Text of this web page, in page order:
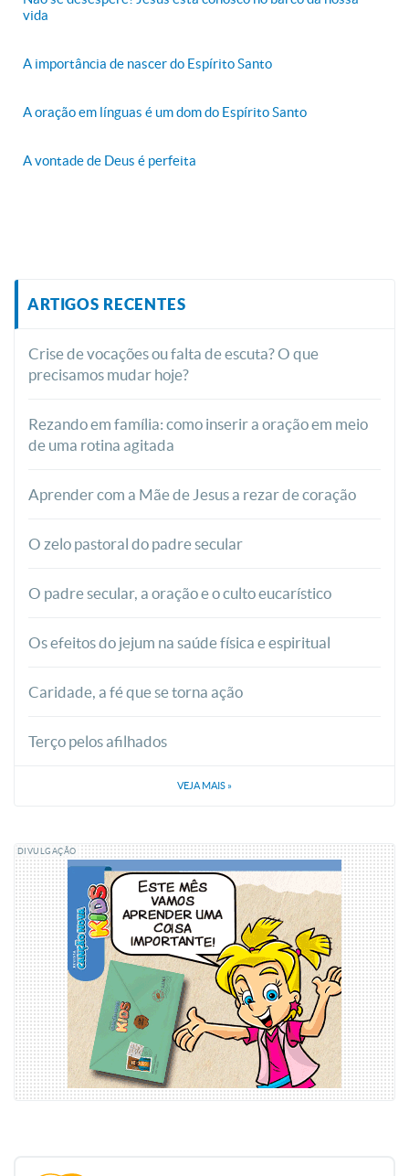
vida
A importância de nascer do Espírito Santo
A oração em línguas é um dom do Espírito Santo
A vontade de Deus é perfeita
ARTIGOS RECENTES
Crise de vocações ou falta de escuta? O que
precisamos mudar hoje?
Rezando em família: como inserir a oração em meio
de uma rotina agitada
Aprender com a Mãe de Jesus a rezar de coração
O zelo pastoral do padre secular
O padre secular, a oração e o culto eucarístico
Os efeitos do jejum na saúde física e espiritual
Caridade, a fé que se torna ação
Terço pelos afilhados
VEJA MAIS »
DIVULGAÇÃO